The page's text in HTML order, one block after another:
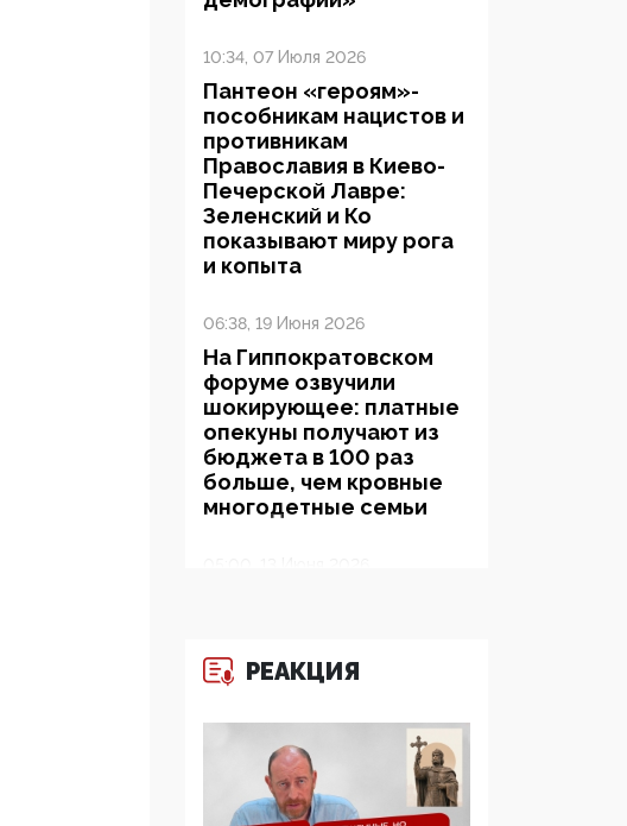
10:34, 07 Июля 2026
Пантеон «героям»-
пособникам нацистов и
противникам
Православия в Киево-
Печерской Лавре:
Зеленский и Ко
показывают миру рога
и копыта
06:38, 19 Июня 2026
На Гиппократовском
форуме озвучили
шокирующее: платные
опекуны получают из
бюджета в 100 раз
больше, чем кровные
многодетные семьи
суверенитет,
ценности и немного
двоемыслия
11:53, 09 Июня 2026
РЕАКЦИЯ